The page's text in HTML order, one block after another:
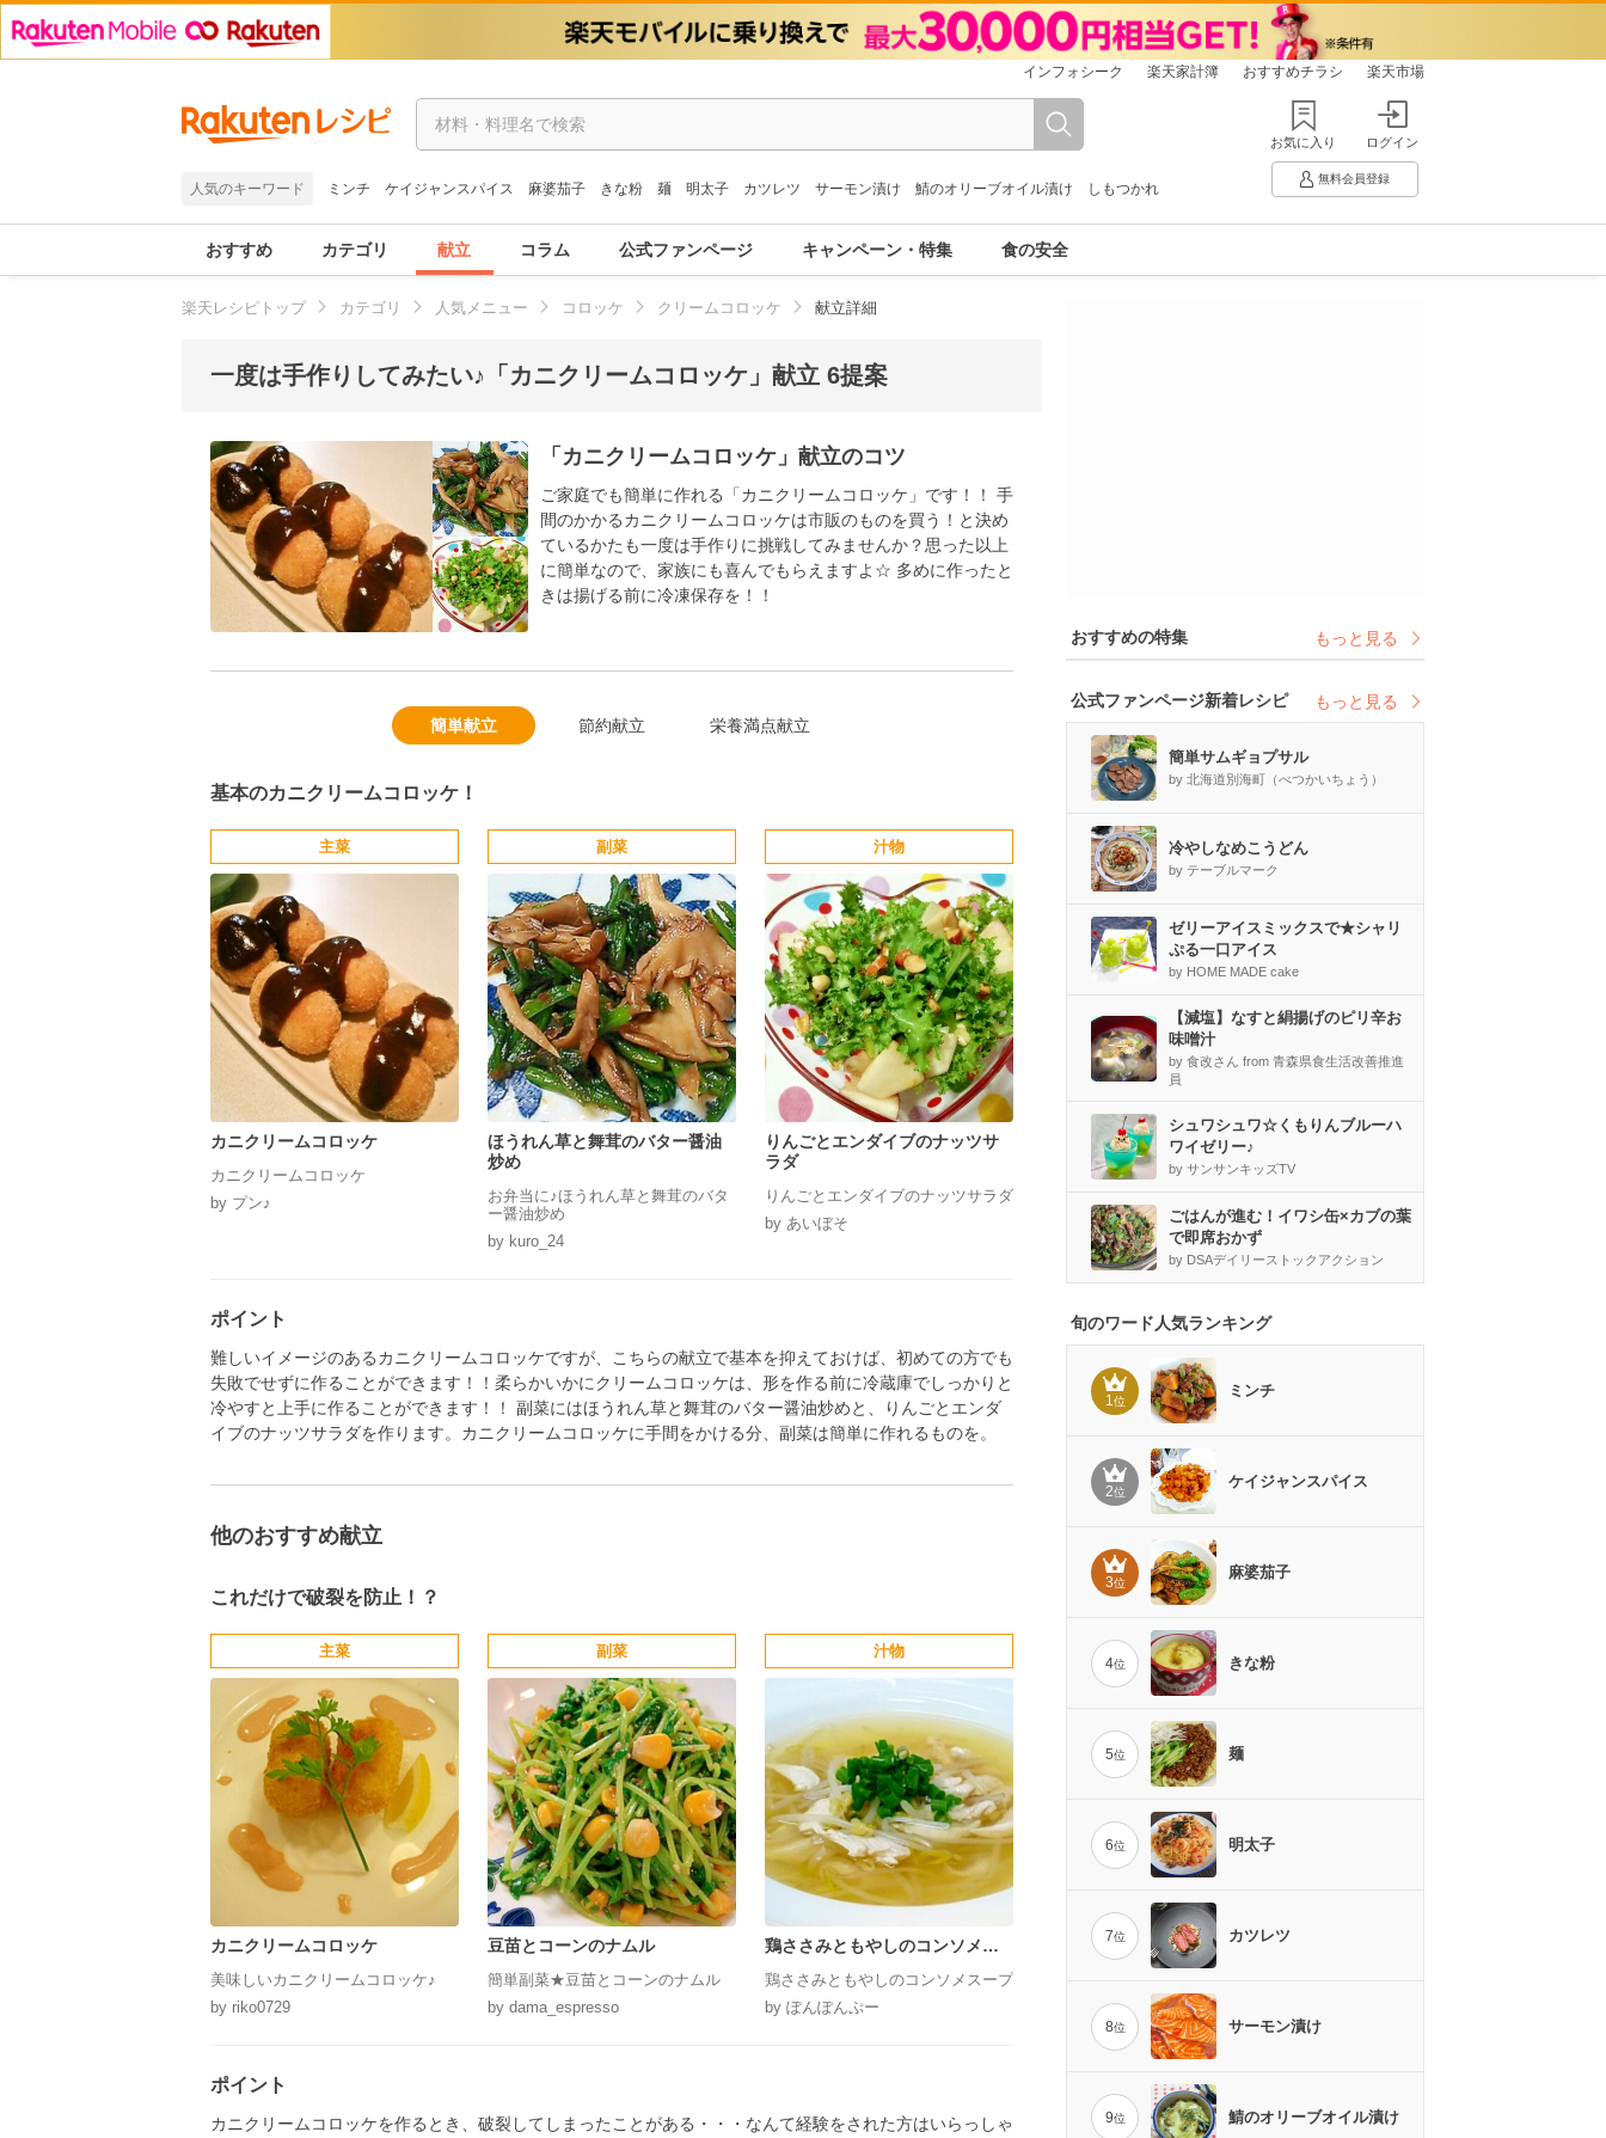
インフォシーク 楽天家計簿 おすすめチラシ 楽天市場
人気のキーワード ミンチ ケイジャンスパイス 麻婆茄子 きな粉 麺 明太子 カツレツ サーモン漬け 鯖のオリーブオイル漬け しもつかれ
お気に入り ログイン
無料会員登録
おすすめ カテゴリ 献立 コラム 公式ファンページ キャンペーン・特集 食の安全
楽天レシピトップ カテゴリ 人気メニュー コロッケ クリームコロッケ 献立詳細
一度は手作りしてみたい♪「カニクリームコロッケ」献立 6提案
「カニクリームコロッケ」献立のコツ
ご家庭でも簡単に作れる「カニクリームコロッケ」です！！ 手
間のかかるカニクリームコロッケは市販のものを買う！と決め
ているかたも一度は手作りに挑戦してみませんか？思った以上
に簡単なので、家族にも喜んでもらえますよ☆ 多めに作ったと
きは揚げる前に冷凍保存を！！
簡単献立 節約献立 栄養満点献立
基本のカニクリームコロッケ！
主菜
カニクリームコロッケ
カニクリームコロッケ
by プン♪
副菜
ほうれん草と舞茸のバター醤油
炒め
お弁当に♪ほうれん草と舞茸のバタ
ー醤油炒め
by kuro_24
汁物
りんごとエンダイブのナッツサ
ラダ
りんごとエンダイブのナッツサラダ
by あいぼそ
ポイント
難しいイメージのあるカニクリームコロッケですが、こちらの献立で基本を抑えておけば、初めての方でも
失敗でせずに作ることができます！！柔らかいかにクリームコロッケは、形を作る前に冷蔵庫でしっかりと
冷やすと上手に作ることができます！！ 副菜にはほうれん草と舞茸のバター醤油炒めと、りんごとエンダ
イブのナッツサラダを作ります。カニクリームコロッケに手間をかける分、副菜は簡単に作れるものを。
他のおすすめ献立
これだけで破裂を防止！？
主菜
カニクリームコロッケ
美味しいカニクリームコロッケ♪
by riko0729
副菜
豆苗とコーンのナムル
簡単副菜★豆苗とコーンのナムル
by dama_espresso
汁物
鶏ささみともやしのコンソメス
鶏ささみともやしのコンソメスープ
by ぽんぽんぷー
ポイント
カニクリームコロッケを作るとき、破裂してしまったことがある・・・なんて経験をされた方はいらっしゃ
おすすめの特集 もっと見る
公式ファンページ新着レシピ もっと見る
簡単サムギョプサル
by 北海道別海町（べつかいちょう）
冷やしなめこうどん
by テーブルマーク
ゼリーアイスミックスで★シャリ
ぷる一口アイス
by HOME MADE cake
【減塩】なすと絹揚げのピリ辛お
味噌汁
by 食改さん from 青森県食生活改善推進
員
シュワシュワ☆くもりんブルーハ
ワイゼリー♪
by サンサンキッズTV
ごはんが進む！イワシ缶×カブの葉
で即席おかず
by DSAデイリーストックアクション
旬のワード人気ランキング
1位
ミンチ
2位
ケイジャンスパイス
3位
麻婆茄子
4位 きな粉
5位 麺
6位 明太子
7位 カツレツ
8位 サーモン漬け
9位 鯖のオリーブオイル漬け